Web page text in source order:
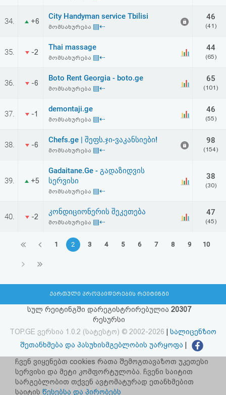
34. +6
City Handyman service Tbilisi
მომსახურება ▤⇠
46
(41)
35. -2
Thai massage
მომსახურება ▤⇠
44
(65)
36. -6
Boto Rent Georgia - boto.ge
მომსახურება ▤⇠
65
(101)
37. -1
demontaji.ge
მომსახურება ▤⇠
46
(55)
38. -6
Chefs.ge | შეფს.ჯი-ვაკანსიები!
მომსახურება ▤⇠
98
(154)
39. +5
Gadaitane.Ge - გადაზიდვის
სერვისი
მომსახურება ▤⇠
38
(30)
40. -2
კონდიციონერის შეკეთება
მომსახურება ▤⇠
47
(45)
1 2 3 4 5 6 7 8 9 10
ქართული პროვაიდერების რეიტინგი
სულ რეიტინგში დარეგისტრირებულია 20307
რესურსი
TOP.GE ვერსია 1.0.2 (სატესტო) © 2002-2026
სალიცენზიო
შეთანხმება და პასუხისმგებლობის უარყოფა
facebook.com/TOP.GE
იხილეთ TOP.GE - ის ძველი ვერსია ბმულზე
ჩვენ ვიყენებთ cookies რათა შემოგთავაზოთ უკეთესი
სერვისი და მეტი კომფორტულობა. ჩვენი საიტით
სარგებლობით თქვენ ავტომატურად ეთანხმებით
საიტის წესებსა და პირობებს